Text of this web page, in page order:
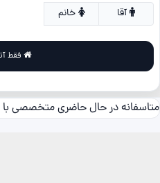
خانم
متاسفانه در حال حاضری متخصصی